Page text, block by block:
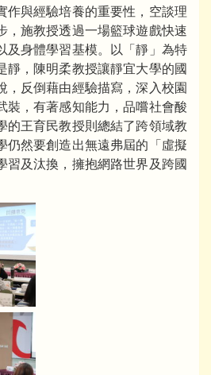
作與經驗培養的重要性，空談理
，施教授透過一場籃球遊戲快速
及身體學習基模。以「靜」為特
靜，陳明柔教授讓靜宜大學的國
，反倒藉由經驗描寫，深入校園
裝，有著感知能力，品嚐社會酸
的王育民教授則總結了跨領域教
仍然要創造出無遠弗屆的「虛擬
習及汰換，擁抱網路世界及跨國